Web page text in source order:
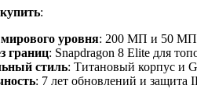
:
уровня: 200 МП и 50 МП
границ: Snapdragon 8 Elite для
стиль: Титановый корпус и
: 7 лет обновлений и защита